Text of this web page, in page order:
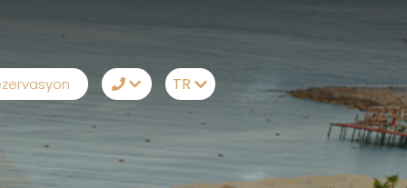
+90242 524 50 68
TR
EN